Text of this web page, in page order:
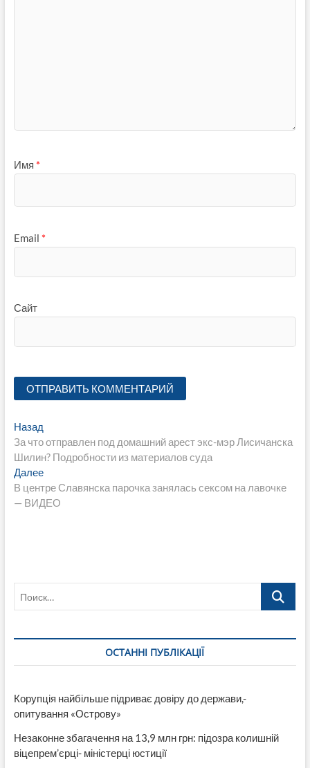
Имя *
Email *
Сайт
Навигация
по
записям
НазадПредыдущая
запись:
За что отправлен под домашний арест экс-мэр Лисичанска
Шилин? Подробности из материалов суда
ДалееСледующая
запись:
В центре Славянска парочка занялась сексом на лавочке
— ВИДЕО
Поиск…
ОСТАННІ ПУБЛІКАЦІЇ
Корупція найбільше підриває довіру до держави,-
опитування «Острову»
Незаконне збагачення на 13,9 млн грн: підозра колишній
віцепрем’єрці- міністерці юстиції